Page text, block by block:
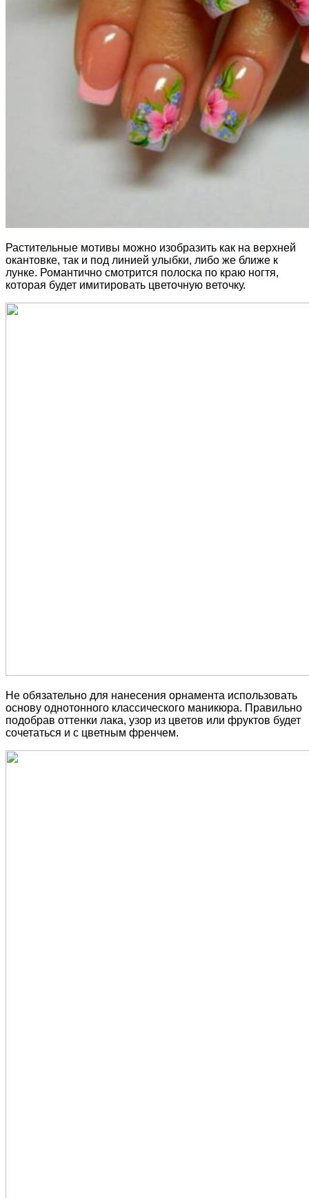
Растительные мотивы можно изобразить как на верхней
окантовке, так и под линией улыбки, либо же ближе к
лунке. Романтично смотрится полоска по краю ногтя,
которая будет имитировать цветочную веточку.
Не обязательно для нанесения орнамента использовать
основу однотонного классического маникюра. Правильно
подобрав оттенки лака, узор из цветов или фруктов будет
сочетаться и с цветным френчем.